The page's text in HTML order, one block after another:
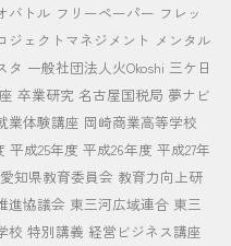
バトル フリーペーパー フレッ
ジェクトマネジメント メンタル
タ 一般社団法人火Okoshi 三ケ日
卒業研究 名古屋国税局 夢ナビ
業体験講座 岡崎商業高等学校
平成25年度 平成26年度 平成27年
愛知県教育委員会 教育力向上研
進協議会 東三河広域連合 東三
校 特別講義 経営ビジネス講座